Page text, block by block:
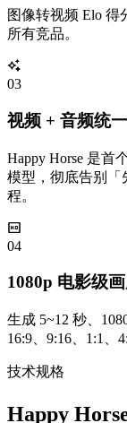
图像转视频 Elo 得
所有竞品。
03
视频 + 音频统
Happy Horse 是首
模型，彻底告别
程。
04
1080p 电影级
生成 5~12 秒、
16:9、9:16、1:1、
技术规格
Happy